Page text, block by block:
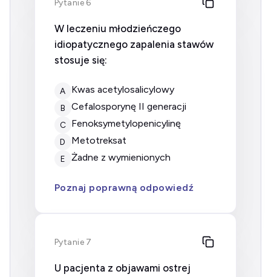
Pytanie 6
W leczeniu młodzieńczego
idiopatycznego zapalenia stawów
stosuje się:
A kwas acetylosalicylowy
B cefalosporynę II generacji
C fenoksymetylopenicylinę
D metotreksat
E żadne z wymienionych
Poznaj poprawną odpowiedź
Pytanie 7
U pacjenta z objawami ostrej